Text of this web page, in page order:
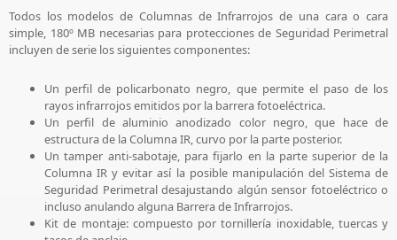
Todos los modelos de Columnas de Infrarrojos de una cara o cara
simple, 180º MB necesarias para protecciones de Seguridad Perimetral
incluyen de serie los siguientes componentes:
Un perfil de policarbonato negro, que permite el paso de los
rayos infrarrojos emitidos por la barrera fotoeléctrica.
Un perfil de aluminio anodizado color negro, que hace de
estructura de la Columna IR, curvo por la parte posterior.
Un tamper anti-sabotaje, para fijarlo en la parte superior de la
Columna IR y evitar así la posible manipulación del Sistema de
Seguridad Perimetral desajustando algún sensor fotoeléctrico o
incluso anulando alguna Barrera de Infrarrojos.
Kit de montaje: compuesto por tornillería inoxidable, tuercas y